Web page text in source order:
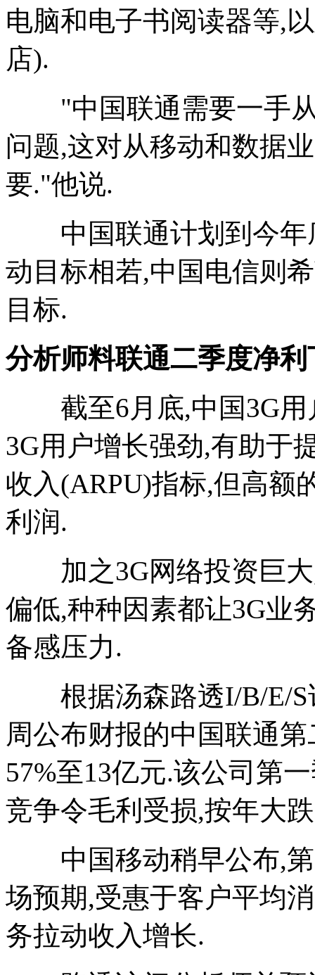
电脑和电子书阅读器等,
店).
"中国联通需要一手从
问题,这对从移动和数据
要."他说.
中国联通计划到今年
动目标相若,中国电信则
目标.
分析师料联通二季度净
截至6月底,中国3G用
3G用户增长强劲,有助于
收入(ARPU)指标,但高额
利润.
加之3G网络投资巨大,
偏低,种种因素都让3G业
备感压力.
根据汤森路透I/B/E/S
周公布财报的中国联通
57%至13亿元.该公司第
竞争令毛利受损,按年大
中国移动稍早公布,第
场预期,受惠于客户平均
务拉动收入增长.